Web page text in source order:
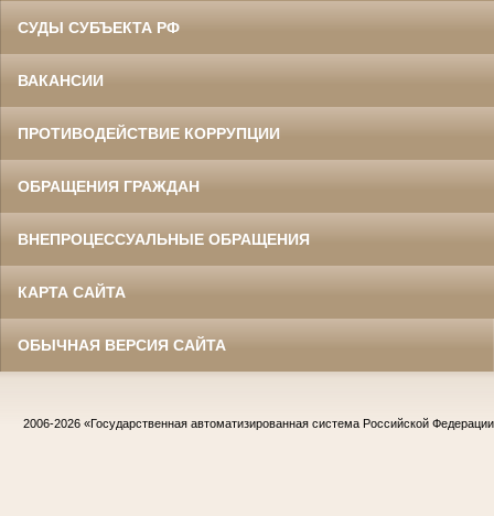
СУДЫ СУБЪЕКТА РФ
ВАКАНСИИ
ПРОТИВОДЕЙСТВИЕ КОРРУПЦИИ
ОБРАЩЕНИЯ ГРАЖДАН
ВНЕПРОЦЕССУАЛЬНЫЕ ОБРАЩЕНИЯ
КАРТА САЙТА
ОБЫЧНАЯ ВЕРСИЯ САЙТА
2006-2026 «Государственная автоматизированная система Российской